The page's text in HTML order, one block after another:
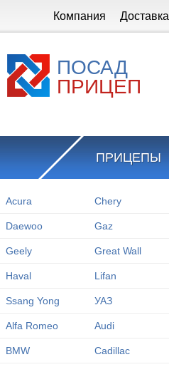
Компания Доставка
ПОСАД
ПРИЦЕП
ПРИЦЕПЫ
Acura Chery
Daewoo Gaz
Geely Great Wall
Haval Lifan
Ssang Yong УАЗ
Alfa Romeo Audi
BMW Cadillac